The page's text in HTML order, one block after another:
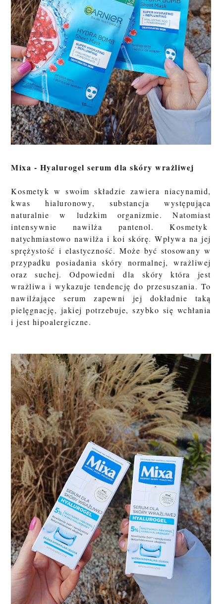
Mixa - Hyalurogel serum dla skóry wrażliwej
Kosmetyk w swoim składzie zawiera niacynamid,
kwas hialuronowy, substancja występująca
naturalnie w ludzkim organizmie. Natomiast
intensywnie nawilża pantenol. Kosmetyk
natychmiastowo nawilża i koi skórę. Wpływa na jej
sprężystość i elastyczność. Może być stosowany w
przypadku posiadania skóry normalnej, wrażliwej
oraz suchej. Odpowiedni dla skóryktóra jest
wrażliwa i wykazuje tendencję do przesuszania. To
nawilżające serum zapewni jej dokładnie taką
pielęgnację, jakiej potrzebuje, szybko się wchłania
i jest hipoalergiczne.